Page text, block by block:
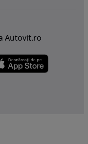
Autovit.ro